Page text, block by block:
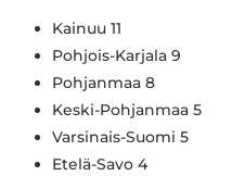
Kainuu 11
Pohjois-Karjala 9
Pohjanmaa 8
Keski-Pohjanmaa 5
Varsinais-Suomi 5
Etelä-Savo 4